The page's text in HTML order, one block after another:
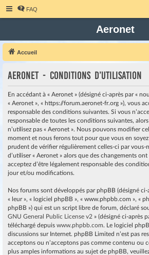
FAQ
Aeronet
Accueil
Aeronet - Conditions d’utilisation
En accédant à « Aeronet » (désigné ci-après par «
« Aeronet », « https://forum.aeronet-fr.org »), vous
responsable des conditions suivantes. Si vous
responsable de toutes les conditions suivantes, alors
n’utilisez pas « Aeronet ». Nous pouvons modifier
moment et nous ferons tout pour que vous en
prudent de vérifier régulièrement celles-ci par vous-
d’utiliser « Aeronet » alors que des changements
acceptez d’être légalement responsable des
jour et/ou modifications.
Nos forums sont développés par phpBB (désigné ci-
« leur », « logiciel phpBB », « www.phpbb.com », «
phpBB ») qui est un script libre de forum, déclaré
GNU General Public License v2 » (désigné ci-après
téléchargé depuis www.phpbb.com. Le logiciel
discussions sur Internet. phpBB Limited n’est pas
acceptons ou n’acceptons pas comme contenu ou
plus amples informations au sujet de phpBB,